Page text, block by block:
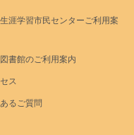
涯学習市民センターご利用案
書館のご利用案内
ス
るご質問